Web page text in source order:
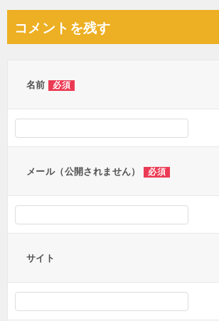
ビ
コメントを残す
名前 必須
メール（公開されません） 必須
サイト